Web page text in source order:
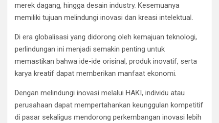
merek dagang, hingga desain industry. Kesemuanya
memiliki tujuan melindungi inovasi dan kreasi intelektual.
Di era globalisasi yang didorong oleh kemajuan teknologi,
perlindungan ini menjadi semakin penting untuk
memastikan bahwa ide-ide orisinal, produk inovatif, serta
karya kreatif dapat memberikan manfaat ekonomi.
Dengan melindungi inovasi melalui HAKI, individu atau
perusahaan dapat mempertahankan keunggulan kompetitif
di pasar sekaligus mendorong perkembangan inovasi lebih